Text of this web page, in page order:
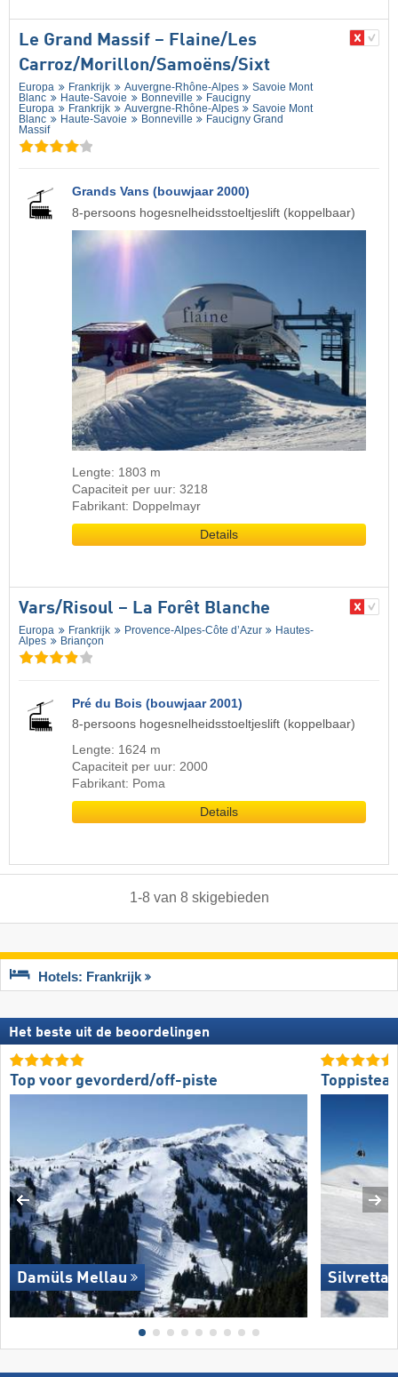
Le Grand Massif – Flaine/​Les
Carroz/​Morillon/​Samoëns/​Sixt
Europa Frankrijk Auvergne-Rhône-Alpes
Savoie Mont
Blanc
Haute-Savoie Bonneville
Faucigny
Europa
Frankrijk Auvergne-Rhône-Alpes
Savoie Mont
Blanc
Haute-Savoie Bonneville
Faucigny Grand
Massif
Grands Vans (bouwjaar 2000)
8-persoons hogesnelheidsstoeltjeslift (koppelbaar)
Lengte: 1803 m
Capaciteit per uur: 3218
Fabrikant: Doppelmayr
Details
Vars/​Risoul – La Forêt Blanche
Europa Frankrijk Provence-Alpes-Côte d’Azur
Hautes-
Alpes
Briançon
Pré du Bois (bouwjaar 2001)
8-persoons hogesnelheidsstoeltjeslift (koppelbaar)
Lengte: 1624 m
Capaciteit per uur: 2000
Fabrikant: Poma
Details
1-8van 8 skigebieden
Hotels: Frankrijk
Het beste uit de beoordelingen
Top voor gevorderd/off-piste
Damüls Mellau Silvretta